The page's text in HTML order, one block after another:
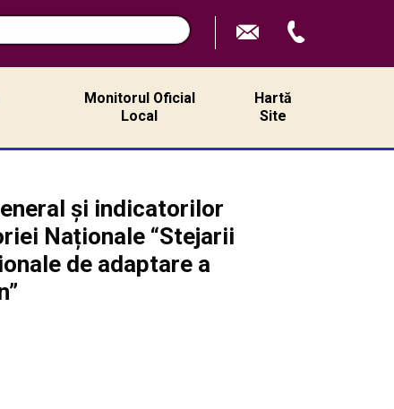
Monitorul Oficial
Local
Hartă
Site
și indicatorilor
Naționale “Stejarii
de adaptare a